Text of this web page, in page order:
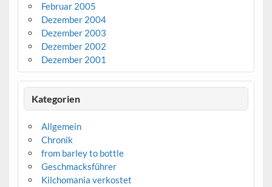
Februar 2005
Dezember 2004
Dezember 2003
Dezember 2002
Dezember 2001
Kategorien
Allgemein
Chronik
from barley to bottle
Geschmacksführer
Kilchomania verkostet